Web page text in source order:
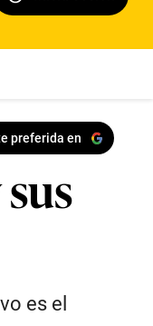
preferida en
es el